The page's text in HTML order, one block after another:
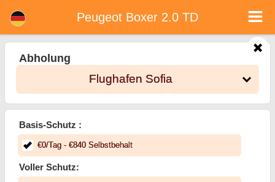
Vollkaskoversicherung (ohne Selbstbeteiligung), unbegrenzte Kilometer, kostenlose Kindersitze, zusätzliche Fahrer kostenlos,
niedrigen Preis Autovermietung garantiert.Peugeot Boxer 2.0 TD
Abholung
Flughafen Sofia
Basis-Schutz :
€0/Tag- €840Selbstbehalt
Voller Schutz: